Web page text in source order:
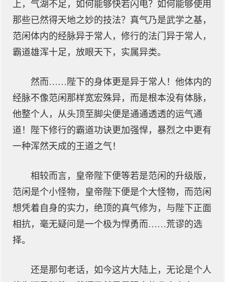
上，气湖不足，如何能够快若闪电？如何能够使用
那些已然得天地之妙的技法？真气乃是武学之基，
范闲体内的经脉异于常人，修行的法门异于常人，
霸道雄浑十足，放眼天下，实属异类。
然而……陛下的身体更是异于常人！他体内的
经脉不像范闲那样宽宏殊异，而是根本没有体脉，
他整个人，从头顶至脚尖便是通通透透的运气通
道！陛下修行的霸道功诀更加强悍，暴烈之中更有
一种浑然天成的王道之气！
相较而言，皇帝陛下便等若是范闲的升级版，
范闲是个小怪物，皇帝陛下便是个大怪物，而范闲
想凭着自身的实力，绝顶的真气修为，与陛下正面
相抗，毫无疑问是一个极为悍勇而……荒谬的选
择。
还是那句老话，如今这片大陆上，无论是个人